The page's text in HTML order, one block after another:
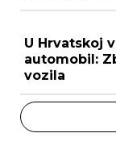
U Hrvatskoj
automobil:
vozila